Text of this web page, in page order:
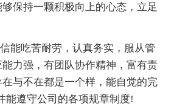
保持一颗积极向上的心态，立足
能吃苦耐劳，认真务实，服从管
力强，有团队协作精神，富有责
与不在都是一个样，能自觉的完
能遵守公司的各项规章制度!